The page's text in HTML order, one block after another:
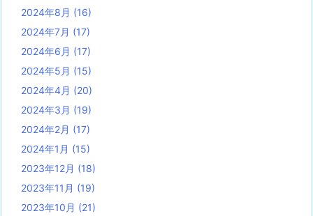
2024年8月 (16)
2024年7月 (17)
2024年6月 (17)
2024年5月 (15)
2024年4月 (20)
2024年3月 (19)
2024年2月 (17)
2024年1月 (15)
2023年12月 (18)
2023年11月 (19)
2023年10月 (21)